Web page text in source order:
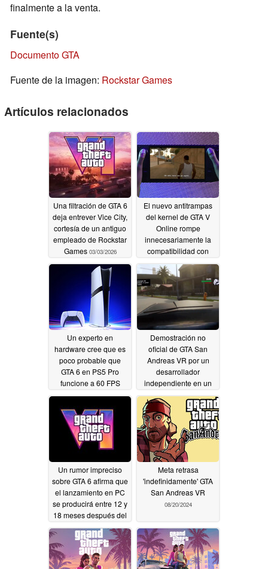
finalmente a la venta.
Fuente(s)
Documento GTA
Fuente de la imagen: Rockstar Games
Artículos relacionados
Una filtración de GTA 6
deja entrever Vice City,
cortesía de un antiguo
empleado de Rockstar
Games 03/03/2026
El nuevo antitrampas
del kernel de GTA V
Online rompe
innecesariamente la
compatibilidad con
Steam Deck y Linux
09/19/2024
Un experto en
hardware cree que es
poco probable que
GTA 6 en PS5 Pro
funcione a 60 FPS
09/12/2024
Demostración no
oficial de GTA San
Andreas VR por un
desarrollador
independiente en un
nuevo y prometedor
vídeo
09/11/2024
Un rumor impreciso
sobre GTA 6 afirma que
el lanzamiento en PC
se producirá entre 12 y
18 meses después del
lanzamiento en
consola, que se retrasa
a principios-mediados
de 202609/08/2024
Meta retrasa
'indefinidamente' GTA
San Andreas VR
08/20/2024